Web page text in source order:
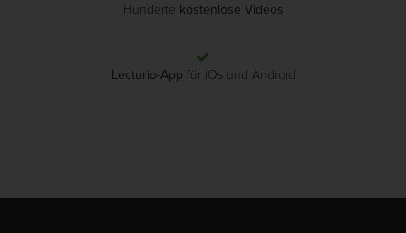
Hunderte kostenlose Videos
Lecturio-App für iOs und Android